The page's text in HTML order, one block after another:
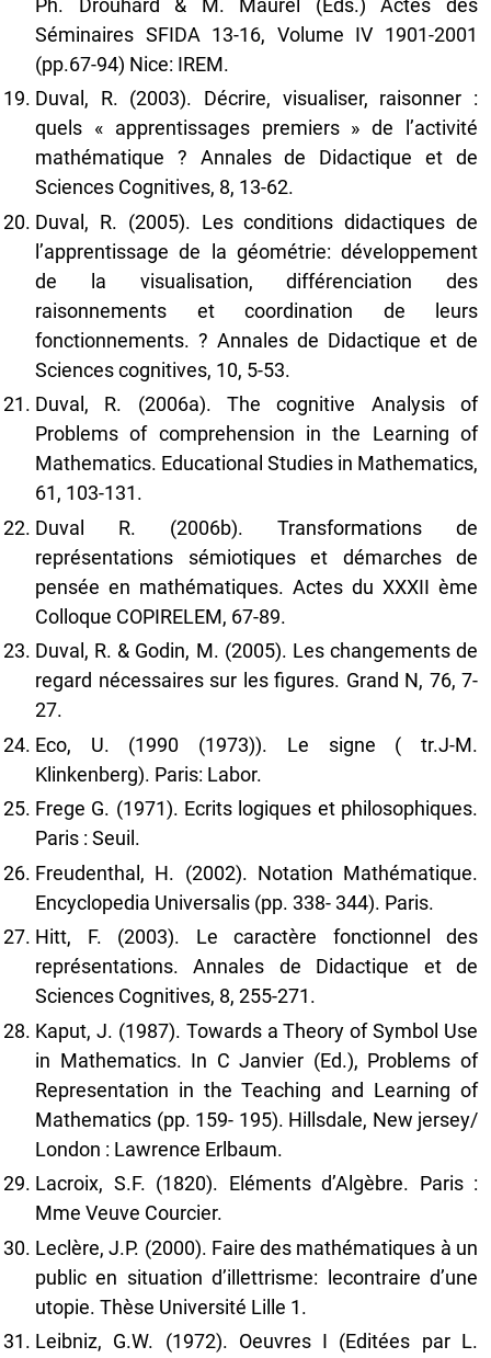
Séminaires SFIDA 13-16, Volume IV 1901-2001
(pp.67-94) Nice: IREM.
Duval, R. (2003). Décrire, visualiser, raisonner :
quels « apprentissages premiers » de l’activité
mathématique ? Annales de Didactique et de
Sciences Cognitives, 8, 13-62.
Duval, R. (2005). Les conditions didactiques de
l’apprentissage de la géométrie: développement
de la visualisation, différenciation des
raisonnements et coordination de leurs
fonctionnements. ? Annales de Didactique et de
Sciences cognitives, 10, 5-53.
Duval, R. (2006a). The cognitive Analysis of
Problems of comprehension in the Learning of
Mathematics. Educational Studies in Mathematics,
61, 103-131.
Duval R. (2006b). Transformations de
représentations sémiotiques et démarches de
pensée en mathématiques. Actes du XXXII ème
Colloque COPIRELEM, 67-89.
Duval, R. & Godin, M. (2005). Les changements de
regard nécessaires sur les figures. Grand N, 76, 7-
27.
Eco, U. (1990 (1973)). Le signe ( tr.J-M.
Klinkenberg). Paris: Labor.
Frege G. (1971). Ecrits logiques et philosophiques.
Paris : Seuil.
Freudenthal, H. (2002). Notation Mathématique.
Encyclopedia Universalis (pp. 338- 344). Paris.
Hitt, F. (2003). Le caractère fonctionnel des
représentations. Annales de Didactique et de
Sciences Cognitives, 8, 255-271.
Kaput, J. (1987). Towards a Theory of Symbol Use
in Mathematics. In C Janvier (Ed.), Problems of
Representation in the Teaching and Learning of
Mathematics (pp. 159- 195). Hillsdale, New jersey/
London : Lawrence Erlbaum.
Lacroix, S.F. (1820). Eléments d’Algèbre. Paris :
Mme Veuve Courcier.
Leclère, J.P. (2000). Faire des mathématiques à un
public en situation d’illettrisme: lecontraire d’une
utopie. Thèse Université Lille 1.
Leibniz, G.W. (1972). Oeuvres I (Editées par L.